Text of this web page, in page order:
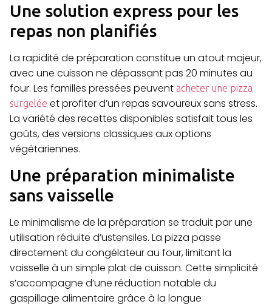
Une solution express pour les
repas non planifiés
La rapidité de préparation constitue un atout majeur,
avec une cuisson ne dépassant pas 20 minutes au
four. Les familles pressées peuvent acheter une pizza
surgelée et profiter d’un repas savoureux sans stress.
La variété des recettes disponibles satisfait tous les
goûts, des versions classiques aux options
végétariennes.
Une préparation minimaliste
sans vaisselle
Le minimalisme de la préparation se traduit par une
utilisation réduite d’ustensiles. La pizza passe
directement du congélateur au four, limitant la
vaisselle à un simple plat de cuisson. Cette simplicité
s’accompagne d’une réduction notable du
gaspillage alimentaire grâce à la longue